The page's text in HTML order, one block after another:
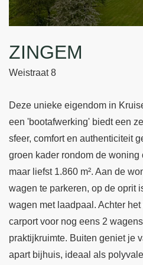
ZINGEM
Weistraat 8
Deze unieke eigendom in
een 'bootafwerking' biedt een
sfeer, comfort en authenticiteit
groen kader rondom de
maar liefst 1.860 m². Aan de
wagen te parkeren, op de oprit
wagen met laadpaal. Achter
carport voor nog eens 2
praktijkruimte. Buiten geniet je
apart bijhuis, ideaal als